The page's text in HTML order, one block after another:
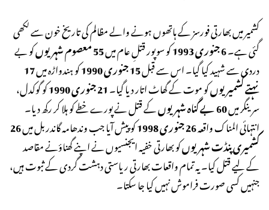
کشمیر میں بھارتی فورسز کے ہاتھوں ہونے والے مظالم کی تاریخ خون سے لکھی
گئی ہے۔6 جنوری 1993 کو سوپور قتلِ عام میں55 معصوم شہریوں
کو بے
دردی سے شہید کیا گیا۔ اس سے قبل15 جنوری 1990 کو ہندواڑہ میں17
نہتے کشمیریوںکو موت کے گھاٹ اتار دیا گیا۔21 جنوری 1990
کو گوکدل،
سرینگر میں60 بے گناہ شہریوں
کے قتل نے پورے خطے کو ہلا کر رکھ دیا۔
انتہائی المناک واقعہ26 جنوری 1998 کو پیش آیا جب وندھامہ گاندربل میں26
کشمیری پنڈت شہریوںکو بھارتی خفیہ ایجنسیوں نے اپنے گھناؤنے مقاصد
کے لیے قتل کیا۔ یہ تمام واقعات بھارتی ریاستی دہشت گردی کے ثبوت ہیں،
جنہیں کسی صورت فراموش نہیں کیا جا سکتا۔